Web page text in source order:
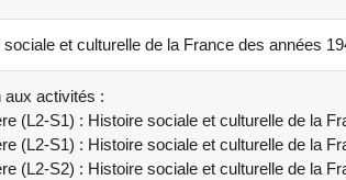
et culturelle de la France des années
aux activités :
(L2-S1) : Histoire sociale et culturelle de la
(L2-S1) : Histoire sociale et culturelle de la
(L2-S2) : Histoire sociale et culturelle de la